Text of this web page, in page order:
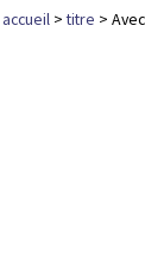
accueil >titre >